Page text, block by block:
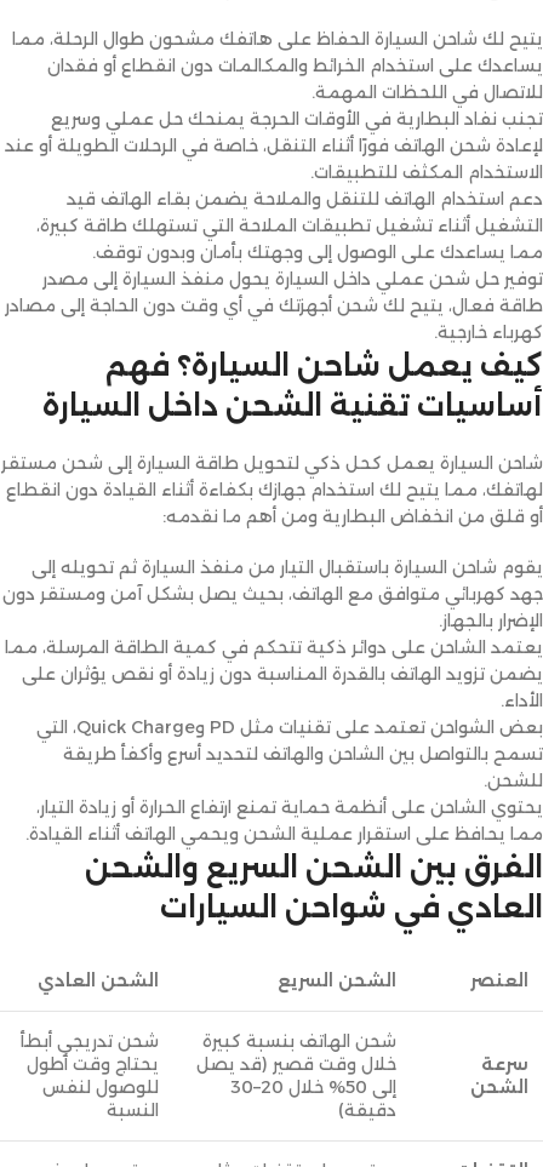
يتيح لك شاحن السيارة الحفاظ على هاتفك مشحون طوال الرحلة، مما
يساعدك على استخدام الخرائط والمكالمات دون انقطاع أو فقدان
للاتصال في اللحظات المهمة.
تجنب نفاد البطارية في الأوقات الحرجة يمنحك حل عملي وسريع
لإعادة شحن الهاتف فورًا أثناء التنقل، خاصة في الرحلات الطويلة أو عند
الاستخدام المكثف للتطبيقات.
دعم استخدام الهاتف للتنقل والملاحة يضمن بقاء الهاتف قيد
التشغيل أثناء تشغيل تطبيقات الملاحة التي تستهلك طاقة كبيرة،
مما يساعدك على الوصول إلى وجهتك بأمان وبدون توقف.
توفير حل شحن عملي داخل السيارة يحول منفذ السيارة إلى مصدر
طاقة فعال، يتيح لك شحن أجهزتك في أي وقت دون الحاجة إلى مصادر
كهرباء خارجية.
كيف يعمل شاحن السيارة؟ فهم
أساسيات تقنية الشحن داخل السيارة
شاحن السيارة يعمل كحل ذكي لتحويل طاقة السيارة إلى شحن مستقر
لهاتفك، مما يتيح لك استخدام جهازك بكفاءة أثناء القيادة دون انقطاع
أو قلق من انخفاض البطارية ومن أهم ما نقدمه:
يقوم شاحن السيارة باستقبال التيار من منفذ السيارة ثم تحويله إلى
جهد كهربائي متوافق مع الهاتف، بحيث يصل بشكل آمن ومستقر دون
الإضرار بالجهاز.
يعتمد الشاحن على دوائر ذكية تتحكم في كمية الطاقة المرسلة، مما
يضمن تزويد الهاتف بالقدرة المناسبة دون زيادة أو نقص يؤثران على
الأداء.
بعض الشواحن تعتمد على تقنيات مثل PD وQuick Charge، التي
تسمح بالتواصل بين الشاحن والهاتف لتحديد أسرع وأكفأ طريقة
للشحن.
يحتوي الشاحن على أنظمة حماية تمنع ارتفاع الحرارة أو زيادة التيار،
مما يحافظ على استقرار عملية الشحن ويحمي الهاتف أثناء القيادة.
الفرق بين الشحن السريع والشحن
العادي في شواحن السيارات
العنصر الشحن السريع الشحن العادي
سرعة
الشحن
شحن الهاتف بنسبة كبيرة
خلال وقت قصير (قد يصل
إلى 50% خلال 20–30
دقيقة)
شحن تدريجي أبطأ
يحتاج وقت أطول
للوصول لنفس
النسبة